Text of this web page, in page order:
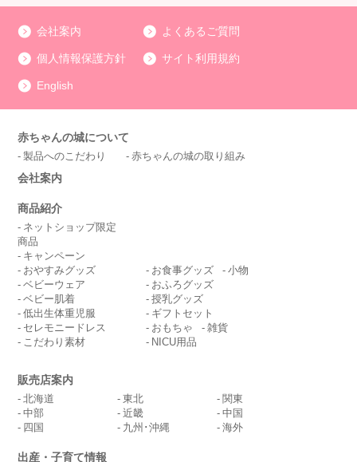
会社案内 よくあるご質問
個人情報保護方針 サイト利用規約
English
赤ちゃんの城について
製品へのこだわり 赤ちゃんの城の取り組み
会社案内
商品紹介
ネットショップ限定
商品
キャンペーン
おやすみグッズ
ベビーウェア
ベビー肌着
低出生体重児服
セレモニードレス
こだわり素材
お食事グッズ
小物
おふろグッズ
授乳グッズ
ギフトセット
おもちゃ
雑貨
NICU用品
販売店案内
北海道 東北
関東
中部
近畿
中国
四国
九州･沖縄 海外
出産・子育て情報